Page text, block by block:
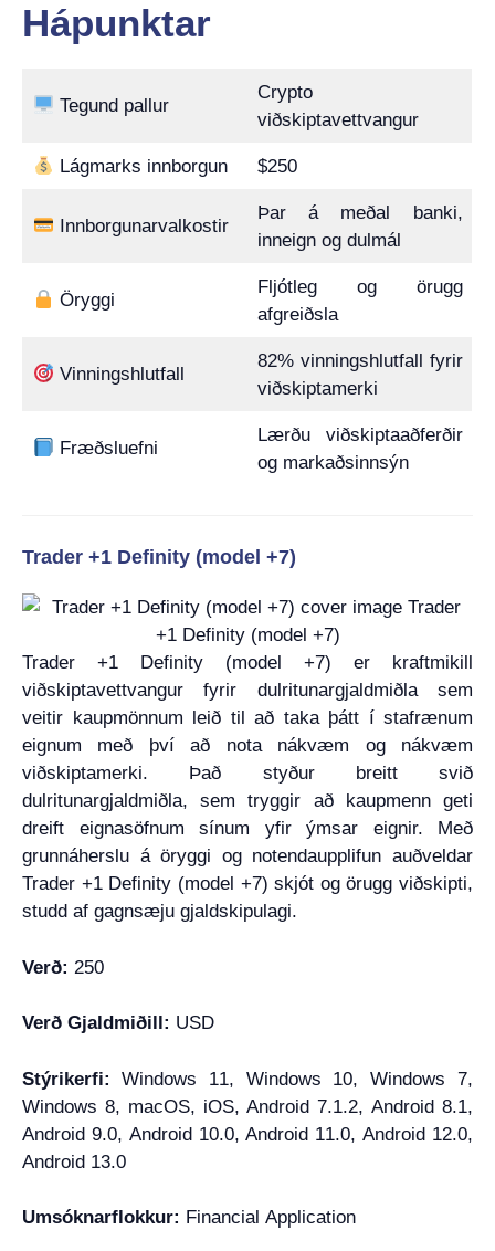
Hápunktar
Tegund pallur
Crypto
viðskiptavettvangur
Lágmarks innborgun $250
Innborgunarvalkostir
Þar á meðal banki,
inneign og dulmál
Öryggi
Fljótleg og örugg
afgreiðsla
Vinningshlutfall
82% vinningshlutfall fyrir
viðskiptamerki
Fræðsluefni
Lærðu viðskiptaaðferðir
og markaðsinnsýn
Trader +1 Definity (model +7)
Trader +1 Definity (model +7) er kraftmikill
viðskiptavettvangur fyrir dulritunargjaldmiðla sem
veitir kaupmönnum leið til að taka þátt í stafrænum
eignum með því að nota nákvæm og nákvæm
viðskiptamerki. Það styður breitt svið
dulritunargjaldmiðla, sem tryggir að kaupmenn geti
dreift eignasöfnum sínum yfir ýmsar eignir. Með
grunnáherslu á öryggi og notendaupplifun auðveldar
Trader +1 Definity (model +7) skjót og örugg viðskipti,
studd af gagnsæju gjaldskipulagi.
Verð: 250
Verð Gjaldmiðill: USD
Stýrikerfi: Windows 11, Windows 10, Windows 7,
Windows 8, macOS, iOS, Android 7.1.2, Android 8.1,
Android 9.0, Android 10.0, Android 11.0, Android 12.0,
Android 13.0
Umsóknarflokkur: Financial Application